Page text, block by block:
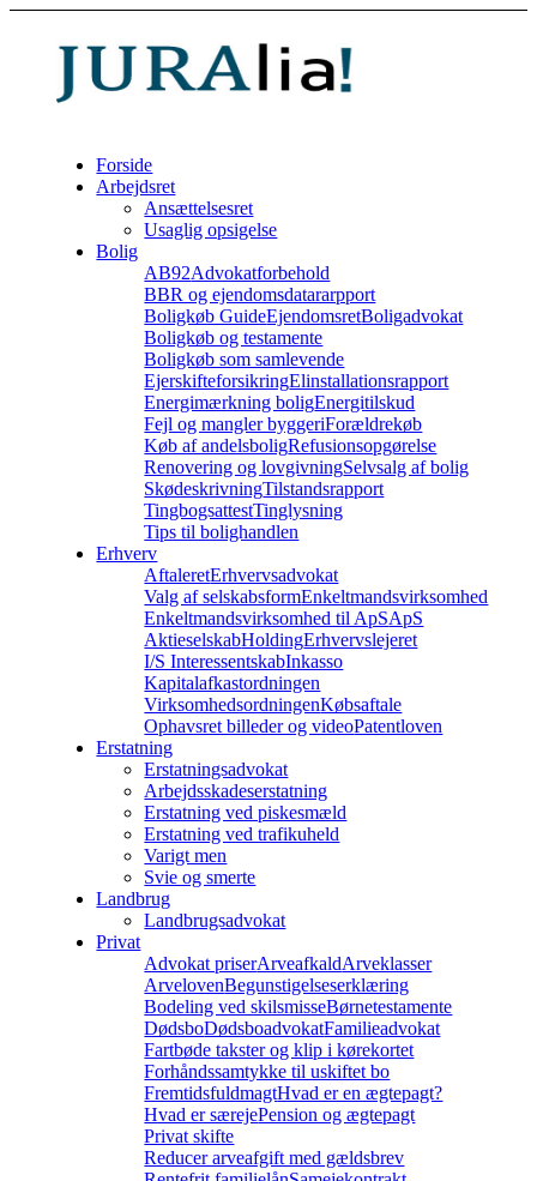
Forside
Arbejdsret
Ansættelsesret
Usaglig opsigelse
Bolig
AB92Advokatforbehold
BBR og ejendomsdatararpport
Boligkøb GuideEjendomsretBoligadvokat
Boligkøb og testamente
Boligkøb som samlevende
EjerskifteforsikringElinstallationsrapport
Energimærkning boligEnergitilskud
Fejl og mangler byggeriForældrekøb
Køb af andelsboligRefusionsopgørelse
Renovering og lovgivningSelvsalg af bolig
SkødeskrivningTilstandsrapport
TingbogsattestTinglysning
Tips til bolighandlen
Erhverv
AftaleretErhvervsadvokat
Valg af selskabsformEnkeltmandsvirksomhed
Enkeltmandsvirksomhed til ApSApS
AktieselskabHoldingErhvervslejeret
I/S InteressentskabInkasso
Kapitalafkastordningen
VirksomhedsordningenKøbsaftale
Ophavsret billeder og videoPatentloven
Erstatning
Erstatningsadvokat
Arbejdsskadeserstatning
Erstatning ved piskesmæld
Erstatning ved trafikuheld
Varigt men
Svie og smerte
Landbrug
Landbrugsadvokat
Privat
Advokat priserArveafkaldArveklasser
ArvelovenBegunstigelseserklæring
Bodeling ved skilsmisseBørnetestamente
DødsboDødsboadvokatFamilieadvokat
Fartbøde takster og klip i kørekortet
Forhåndssamtykke til uskiftet bo
FremtidsfuldmagtHvad er en ægtepagt?
Hvad er særejePension og ægtepagt
Privat skifte
Reducer arveafgift med gældsbrev